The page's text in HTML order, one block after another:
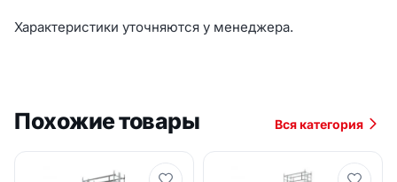
Характеристики уточняются у менеджера.
Похожие товары Вся категория